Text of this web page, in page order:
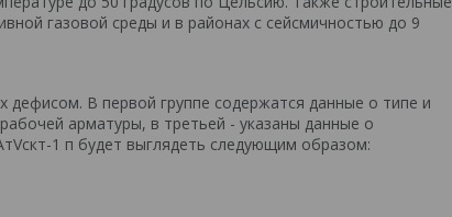
газовой среды и в районах с сейсмичностью до 9
дефисом. В первой группе содержатся данные о типе и
арматуры, в третьей - указаны данные о
1 п будет выглядеть следующим образом: